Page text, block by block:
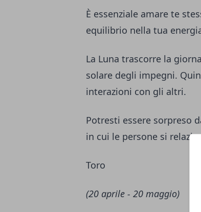
È essenziale amare te
equilibrio nella tua
La Luna trascorre la
solare degli impegni.
interazioni con gli altri.
Potresti essere sorpreso
in cui le persone si
Toro
(20 aprile - 20 maggio)